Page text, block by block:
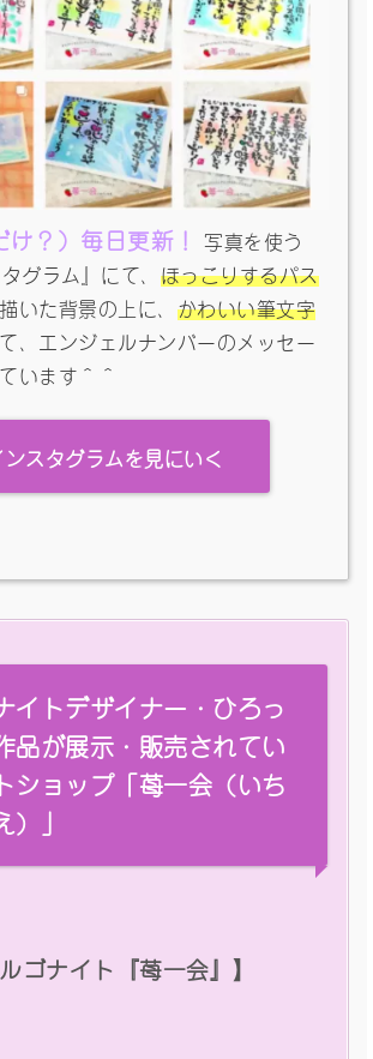
け？）毎日更新！
写真を使う
グラム』にて、 ほっこりするパス
いた背景の上に、 かわいい筆文字
、エンジェルナンバーのメッセー
います＾＾
ンスタグラムを見にいく
イトデザイナー・ひろっ
品が展示・販売されてい
ショップ「苺一会（いち
）」
ルゴナイト『苺一会』】